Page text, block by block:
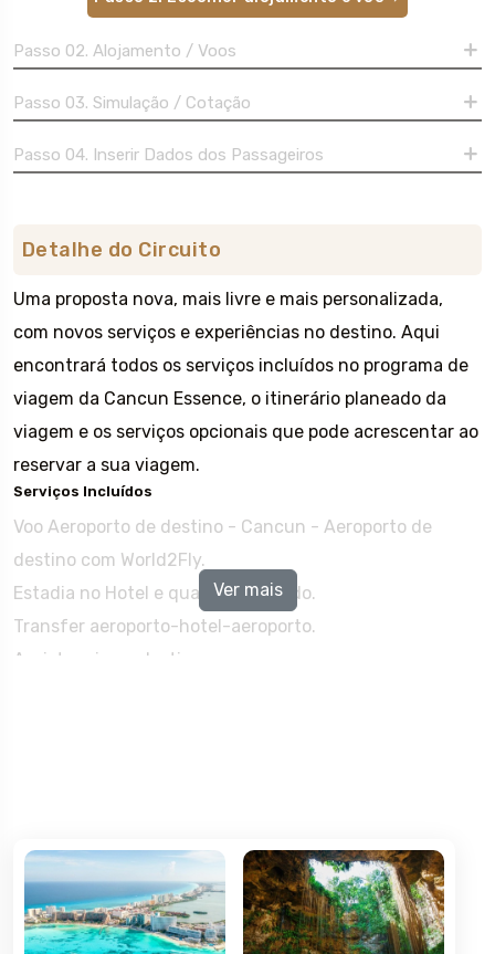
Passo 02. Alojamento / Voos
Passo 03. Simulação / Cotação
Passo 04. Inserir Dados dos Passageiros
Detalhe do Circuito
Uma proposta nova, mais livre e mais personalizada,
com novos serviços e experiências no destino. Aqui
encontrará todos os serviços incluídos no programa de
viagem da Cancun Essence, o itinerário planeado da
viagem e os serviços opcionais que pode acrescentar ao
reservar a sua viagem.
Serviços Incluídos
Voo Aeroporto de destino - Cancun - Aeroporto de
destino com World2Fly.
Estadia no Hotel e quarto reservado.
Transfer aeroporto-hotel-aeroporto.
Assistencia no destino.
Atividades no destino (OPCIONAL)
DIA 1
Embarque e chegada, Aeroporto de
origem – Cancún.
Ver mais